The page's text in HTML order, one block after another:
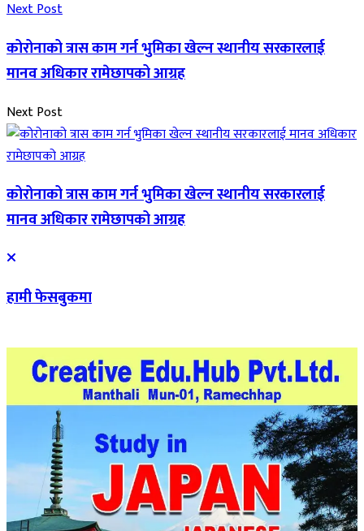
Next Post
कोरोनाको त्रास काम गर्न भुमिका खेल्न स्थानीय सरकारलाई
मानव अधिकार रामेछापको आग्रह
Next Post
कोरोनाको त्रास काम गर्न भुमिका खेल्न स्थानीय सरकारलाई
मानव अधिकार रामेछापको आग्रह
हामी फेसबुकमा